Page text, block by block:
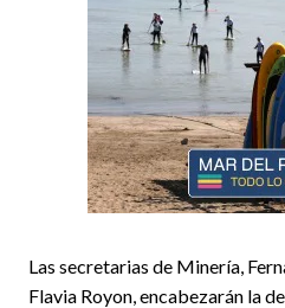
Las secretarias de Minería,
Flavia Royon, encabezarán la